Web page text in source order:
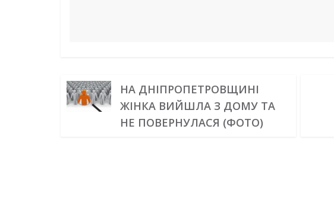
НА ДНІПРОПЕТРОВЩИНІ
ЖІНКА ВИЙШЛА З ДОМУ ТА
НЕ ПОВЕРНУЛАСЯ (ФОТО)